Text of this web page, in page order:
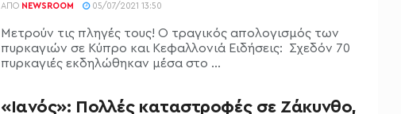
ΑΠΌ NEWSROOM 05/07/2021 13:50
Μετρούν τις πληγές τους! Ο τραγικός απολογισμός των
πυρκαγιών σε Κύπρο και Κεφαλλονιά Ειδήσεις: Σχεδόν 70
πυρκαγιές εκδηλώθηκαν μέσα στο ...
«Ιανός»: Πολλές καταστροφές σε Ζάκυνθο,